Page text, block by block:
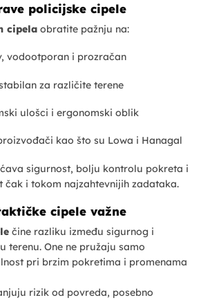
policijske cipele
cipela obratite pažnju na:
vodootporan i prozračan
za različite terene
ulošci i ergonomski oblik
kao što su Lowa i Hanagal
sigurnost, bolju kontrolu pokreta i
čak i tokom najzahtevnijih zadataka.
cipele važne
čine razliku između sigurnog i
terenu. One ne pružaju samo
pri brzim pokretima i promenama
rizik od povreda, posebno